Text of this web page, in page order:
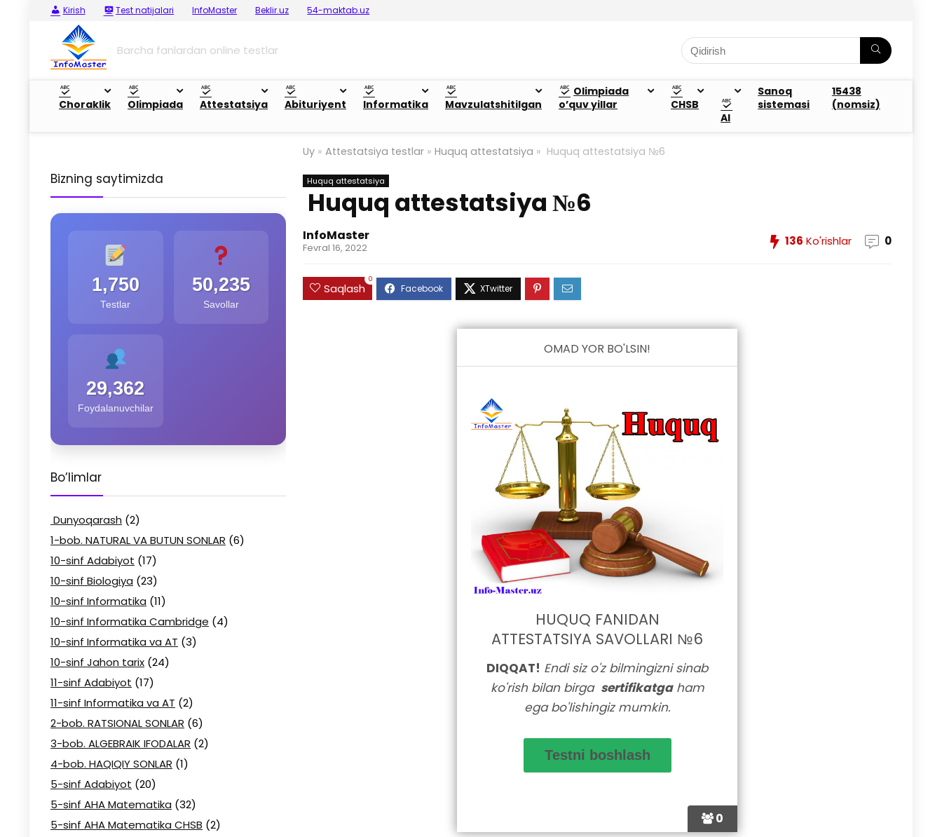
Kirish Test natijalari InfoMaster Beklir.uz 54-maktab.uz
Barcha fanlardan online testlar
Choraklik Olimpiada Attestatsiya Abituriyent Informatika Mavzulatshitilgan
Olimpiada
o’quv yillar
CHSB
AI
Sanoq
sistemasi
15438
(nomsiz)
Uy » Attestatsiya testlar » Huquq attestatsiya » Huquq attestatsiya №6
Huquq attestatsiya
Huquq attestatsiya №6
InfoMaster
Fevral 16, 2022 136 Ko'rishlar 0
Saqlash
0
0
OMAD YOR BO'LSIN!
HUQUQ FANIDAN
ATTESTATSIYA SAVOLLARI №6
DIQQAT! Endi siz o'z bilmingizni sinab
ko'rish bilan birga sertifikatgaham
ega bo'lishingiz mumkin.
Bizning saytimizda
1,750
Testlar
50,235
Savollar
29,362
Foydalanuvchilar
Bo’limlar
Dunyoqarash (2)
1-bob. NATURAL VA BUTUN SONLAR (6)
10-sinf Adabiyot (17)
10-sinf Biologiya (23)
10-sinf Informatika (11)
10-sinf Informatika Cambridge (4)
10-sinf Informatika va AT (3)
10-sinf Jahon tarix (24)
11-sinf Adabiyot (17)
11-sinf Informatika va AT (2)
2-bob. RATSIONAL SONLAR (6)
3-bob. ALGEBRAIK IFODALAR (2)
4-bob. HAQIQIY SONLAR (1)
5-sinf Adabiyot (20)
5-sinf AHA Matematika (32)
5-sinf AHA Matematika CHSB (2)